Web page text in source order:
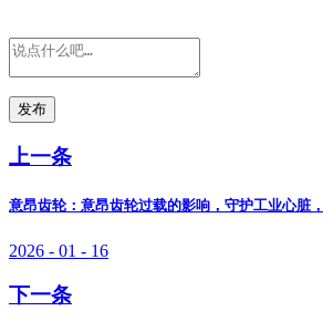
发布
上一条
意昂齿轮：意昂齿轮过载的影响，守护工业心脏
2026 - 01 - 16
下一条